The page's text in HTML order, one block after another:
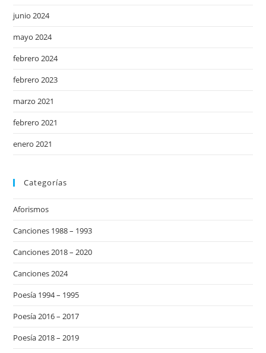
junio 2024
mayo 2024
febrero 2024
febrero 2023
marzo 2021
febrero 2021
enero 2021
Categorías
Aforismos
Canciones 1988 – 1993
Canciones 2018 – 2020
Canciones 2024
Poesía 1994 – 1995
Poesía 2016 – 2017
Poesía 2018 – 2019